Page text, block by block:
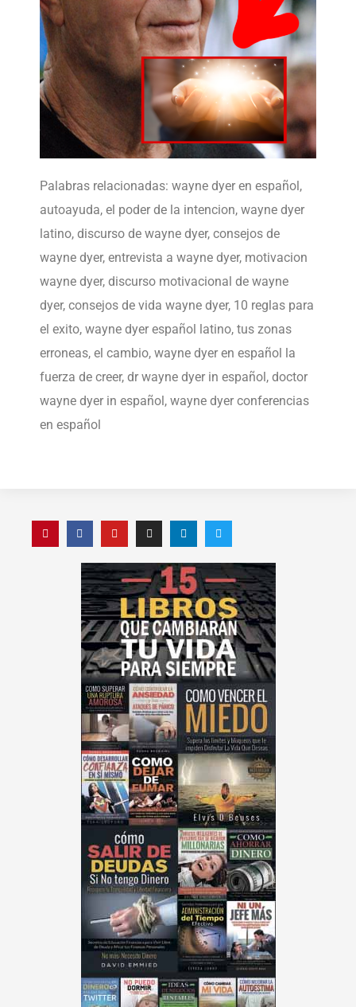
Palabras relacionadas: wayne dyer en español,
autoayuda, el poder de la intencion, wayne dyer
latino, discurso de wayne dyer, consejos de
wayne dyer, entrevista a wayne dyer, motivacion
wayne dyer, discurso motivacional de wayne
dyer, consejos de vida wayne dyer, 10 reglas para
el exito, wayne dyer español latino, tus zonas
erroneas, el cambio, wayne dyer en español la
fuerza de creer, dr wayne dyer in español, doctor
wayne dyer in español, wayne dyer conferencias
en español